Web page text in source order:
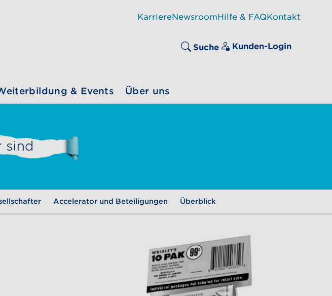
KarriereNewsroomHilfe & FAQKontakt
Suche Kunden-Login
& Events Über uns
Accelerator und Beteiligungen Überblick